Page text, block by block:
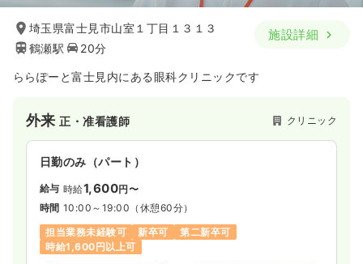
埼玉県富士見市山室１丁目１３１３
鶴瀬駅
20分
施設詳細
ららぽーと富士見内にある眼科クリニックです
外来正・准看護師 クリニック
日勤のみ（パート）
給与 時給1,600円〜
時間 10:00～19:00 （休憩60分）
担当業務未経験可
新卒可
第二新卒可
時給1,600円以上可